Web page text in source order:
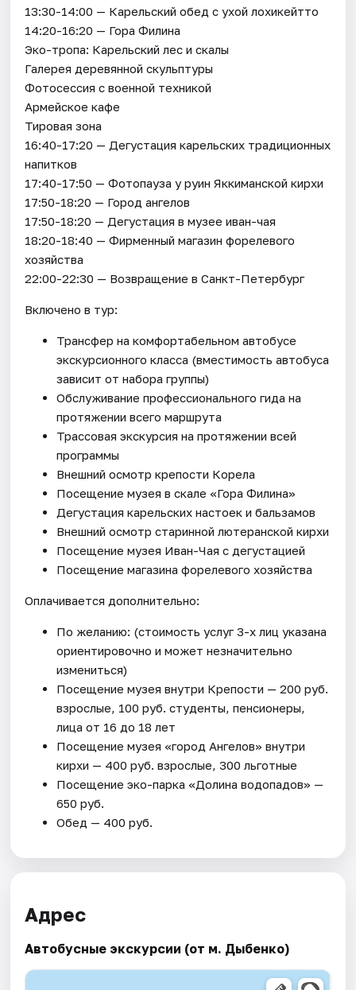
13:30-14:00 — Карельский обед с ухой лохикейтто
14:20-16:20 — Гора Филина
Эко-тропа: Карельский лес и скалы
Галерея деревянной скульптуры
Фотосессия с военной техникой
Армейское кафе
Тировая зона
16:40-17:20 — Дегустация карельских традиционных
напитков
17:40-17:50 — Фотопауза у руин Яккиманской кирхи
17:50-18:20 — Город ангелов
17:50-18:20 — Дегустация в музее иван-чая
18:20-18:40 — Фирменный магазин форелевого
хозяйства
22:00-22:30 — Возвращение в Санкт-Петербург
Включено в тур:
Трансфер на комфортабельном автобусе
экскурсионного класса (вместимость автобуса
зависит от набора группы)
Обслуживание профессионального гида на
протяжении всего маршрута
Трассовая экскурсия на протяжении всей
программы
Внешний осмотр крепости Корела
Посещение музея в скале «Гора Филина»
Дегустация карельских настоек и бальзамов
Внешний осмотр старинной лютеранской кирхи
Посещение музея Иван-Чая с дегустацией
Посещение магазина форелевого хозяйства
Оплачивается дополнительно:
По желанию: (стоимость услуг 3-х лиц указана
ориентировочно и может незначительно
измениться)
Посещение музея внутри Крепости — 200 руб.
взрослые, 100 руб. студенты, пенсионеры,
лица от 16 до 18 лет
Посещение музея «город Ангелов» внутри
кирхи — 400 руб. взрослые, 300 льготные
Посещение эко-парка «Долина водопадов» —
650 руб.
Обед — 400 руб.
Адрес
Автобусные экскурсии (от м. Дыбенко)